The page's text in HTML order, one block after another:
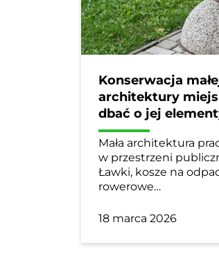
Konserwacja
architektury
dbać o jej
Mała architektura
w przestrzeni
Ławki, kosze na
rowerowe…
18 marca 2026